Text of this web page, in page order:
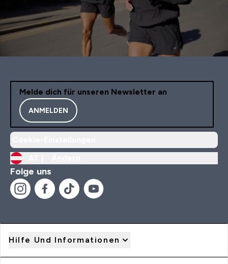
Melde dich für unseren Newsletter an
ANMELDEN
Folge uns
Hilfe Und Informationen